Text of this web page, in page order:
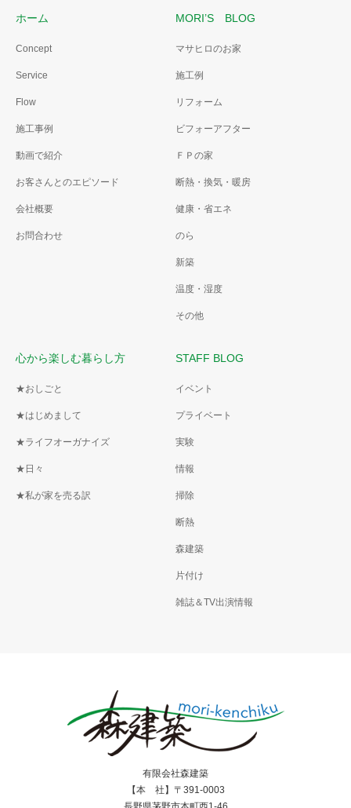
雨漏り診断は雨が降った日で
ないとだめです。
ホーム
Concept
Service
Flow
施工事例
動画で紹介
お客さんとのエピソード
会社概要
お問合わせ
MORI’S BLOG
マサヒロのお家
施工例
リフォーム
ビフォーアフター
ＦＰの家
断熱・換気・暖房
健康・省エネ
のら
新築
温度・湿度
その他
心から楽しむ暮らし方
★おしごと
★はじめまして
★ライフオーガナイズ
★日々
★私が家を売る訳
STAFF BLOG
イベント
プライベート
実験
情報
掃除
断熱
森建築
片付け
雑誌＆TV出演情報
有限会社森建築
【本 社】〒391-0003